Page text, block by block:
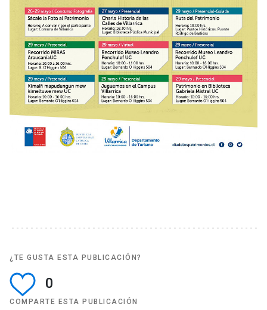
¿TE GUSTA ESTA PUBLICACIÓN?
0
COMPARTE ESTA PUBLICACIÓN